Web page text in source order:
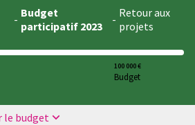
- Budget
participatif 2023
- Retour aux
projets
100 000 €
Budget
le budget